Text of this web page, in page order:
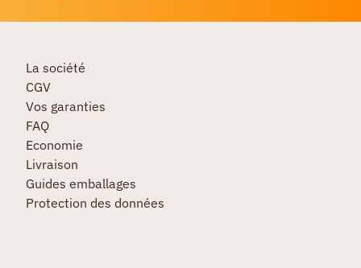
La société
CGV
Vos garanties
FAQ
Economie
Livraison
Guides emballages
Protection des données